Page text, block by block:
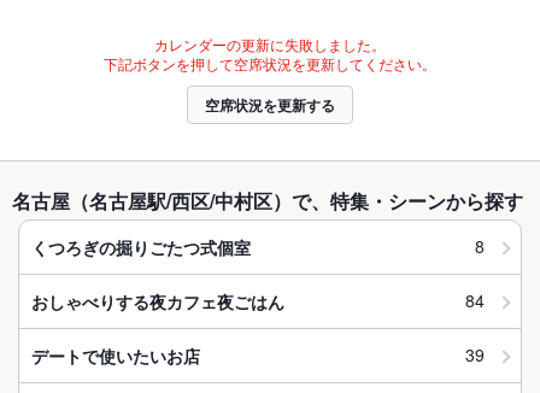
カレンダーの更新に失敗しました。
下記ボタンを押して空席状況を更新してください。
空席状況を更新する
名古屋（名古屋駅/西区/中村区）で、特集・シーンから探す
くつろぎの掘りごたつ式個室 8
おしゃべりする夜カフェ夜ごはん 84
デートで使いたいお店 39